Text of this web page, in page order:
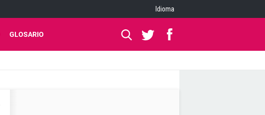
Idioma
GLOSARIO